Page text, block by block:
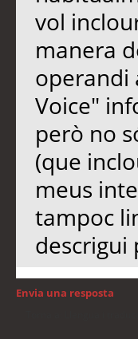
vol
manera
operandi
Voice"
però no
(que
meus
tampoc
descrigui
Envia una resposta